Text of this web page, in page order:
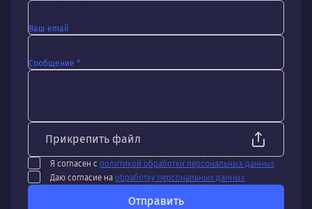
Ваш email
Сообщение *
Прикрепить файл
Я согласен с политикой обработки персональных данных
Даю согласие на обработку персональных данных
Отправить